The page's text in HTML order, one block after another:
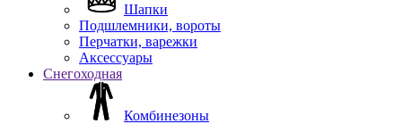
Шапки
Подшлемники, вороты
Перчатки, варежки
Аксессуары
Снегоходная
Комбинезоны